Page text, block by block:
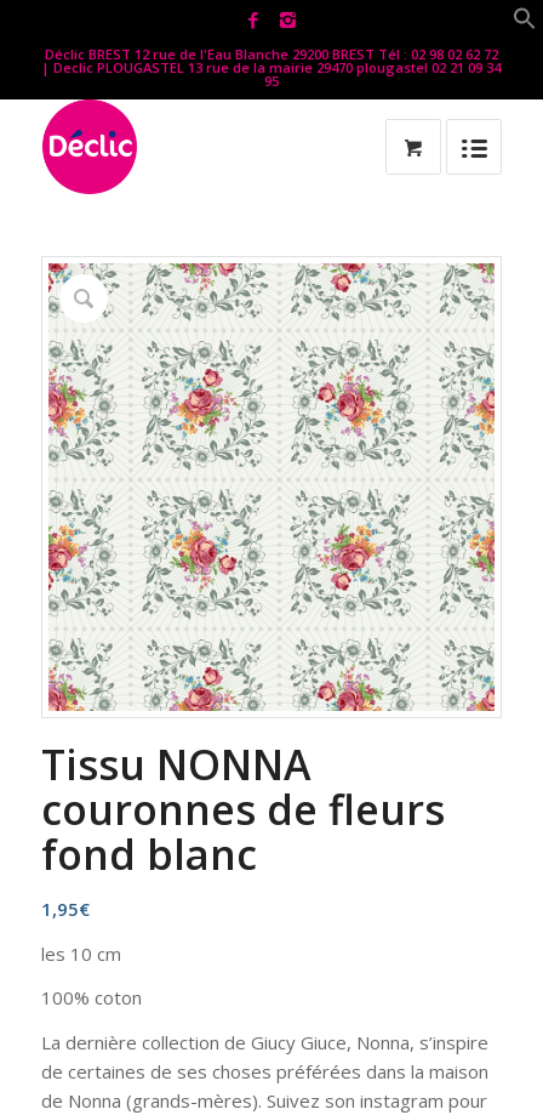
Déclic BREST 12 rue de l'Eau Blanche 29200 BREST Tél : 02 98 02 62 72
| Declic PLOUGASTEL 13 rue de la mairie 29470 plougastel 02 21 09 34
95
Tissu NONNA
couronnes de fleurs
fond blanc
1,95€
les 10 cm
100% coton
La dernière collection de Giucy Giuce, Nonna, s’inspire
de certaines de ses choses préférées dans la maison
de Nonna (grands-mères). Suivez son instagram pour